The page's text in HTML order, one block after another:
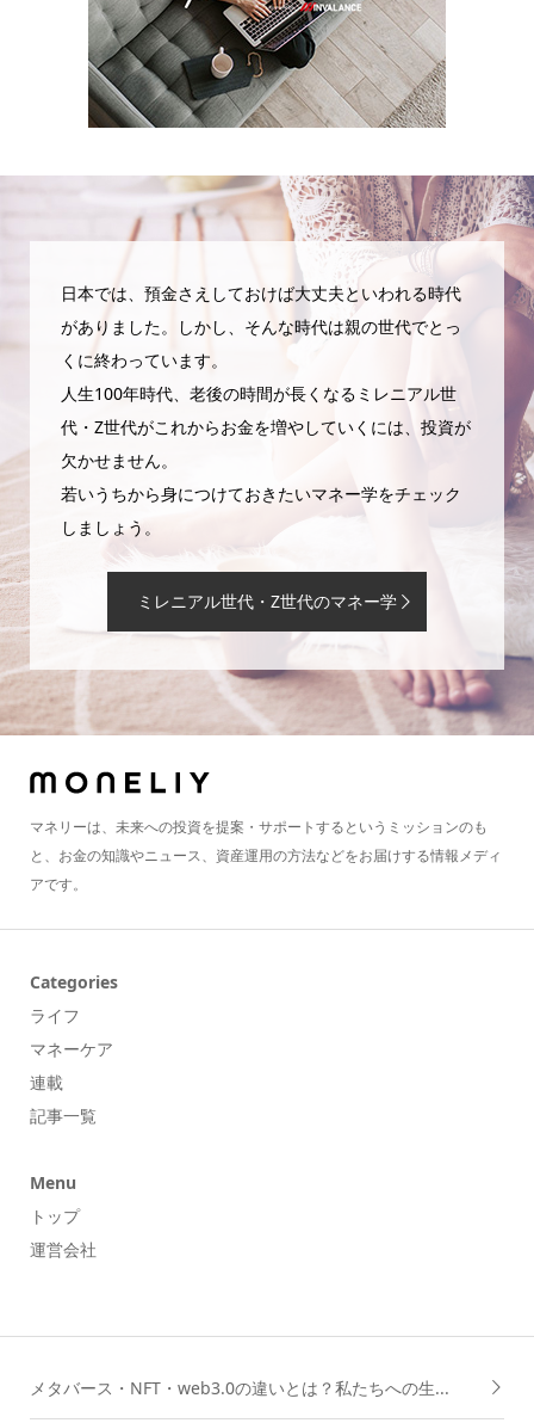
日本では、預金さえしておけば大丈夫といわれる時代
がありました。しかし、そんな時代は親の世代でとっ
くに終わっています。
人生100年時代、老後の時間が長くなるミレニアル世
代・Z世代がこれからお金を増やしていくには、投資が
欠かせません。
若いうちから身につけておきたいマネー学をチェック
しましょう。
ミレニアル世代・Z世代のマネー学
マネリーは、未来への投資を提案・サポートするというミッションのも
と、お金の知識やニュース、資産運用の方法などをお届けする情報メディ
アです。
Categories
ライフ
マネーケア
連載
記事一覧
Menu
トップ
運営会社
メタバース・NFT・web3.0の違いとは？私たちへの生...